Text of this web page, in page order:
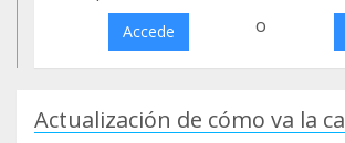
Accede o
Actualización de cómo va la